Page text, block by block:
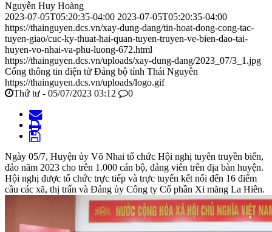
Nguyễn Huy Hoàng
2023-07-05T05:20:35-04:00 2023-07-05T05:20:35-04:00
https://thainguyen.dcs.vn/xay-dung-dang/tin-hoat-dong-cong-tac-
tuyen-giao/cuc-ky-thuat-hai-quan-tuyen-truyen-ve-bien-dao-tai-
huyen-vo-nhai-va-phu-luong-672.html
https://thainguyen.dcs.vn/uploads/xay-dung-dang/2023_07/3_1.jpg
Cổng thông tin điện tử Đảng bộ tỉnh Thái Nguyên
https://thainguyen.dcs.vn/uploads/logo.gif
Thứ tư - 05/07/2023 03:12
0
Ngày 05/7, Huyện ủy Võ Nhai tổ chức Hội nghị tuyên truyền biển,
đảo năm 2023 cho trên 1.000 cán bộ, đảng viên trên địa bàn huyện.
Hội nghị được tổ chức trực tiếp và trực tuyến kết nối đến 16 điểm
cầu các xã, thị trấn và Đảng ủy Công ty Cổ phần Xi măng La Hiên.